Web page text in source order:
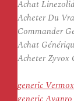
Achat
Acheter Du
Commander
Achat
Acheter Zyvox
generic Vermox